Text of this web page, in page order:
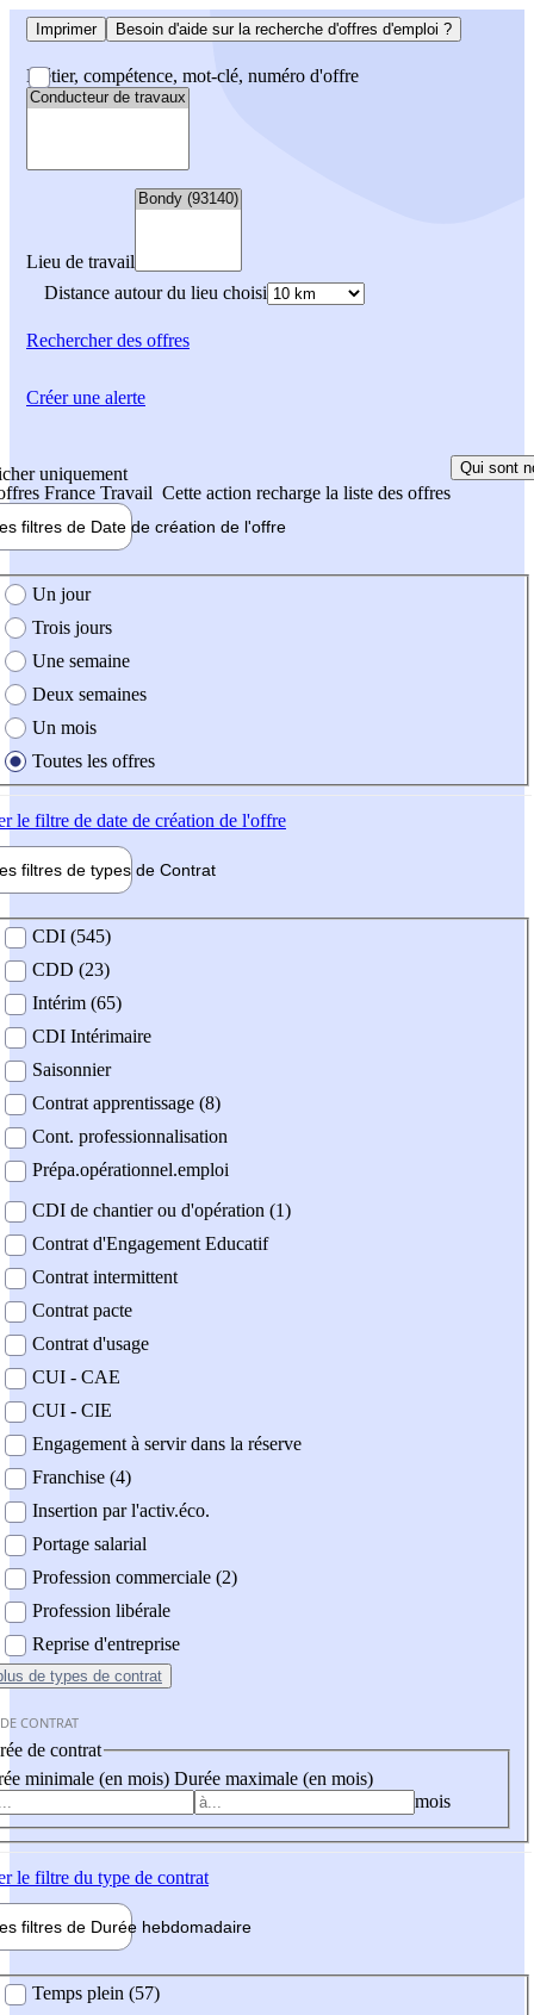
Imprimer Besoin d'aide sur la recherche d'offres d'emploi ?
Métier, compétence, mot-clé, numéro d'offre
Lieu de travail
Distance autour du lieu choisi
Rechercherdes offres
uniquement
France Travail Cette action recharge la liste des offres
Qui sont
filtres de Date de création de l'offre
création de l'offre
Un jour
Trois jours
Une semaine
Deux semaines
Un mois
Toutes les offres
le filtre de date de création de l'offre
filtres de types de Contrat
contrat
CDI (545)
CDD (23)
Intérim (65)
CDI Intérimaire
Saisonnier
Contrat apprentissage (8)
Cont. professionnalisation
Prépa.opérationnel.emploi
CDI de chantier ou d'opération (1)
Contrat d'Engagement Educatif
Contrat intermittent
Contrat pacte
Contrat d'usage
CUI - CAE
CUI - CIE
Engagement à servir dans la réserve
Franchise (4)
Insertion par l'activ.éco.
Portage salarial
Profession commerciale (2)
Profession libérale
Reprise d'entreprise
de types de contrat
CONTRAT
de contrat
minimale (en mois) Durée maximale (en mois)
mois
le filtre du type de contrat
filtres de Durée hebdomadaire
Temps plein (57)
Créer une alerte